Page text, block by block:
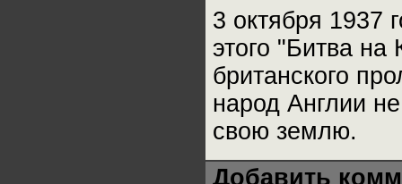
3 октября 1937
этого "Битва
британского
народ Англии
свою землю.
Добавить